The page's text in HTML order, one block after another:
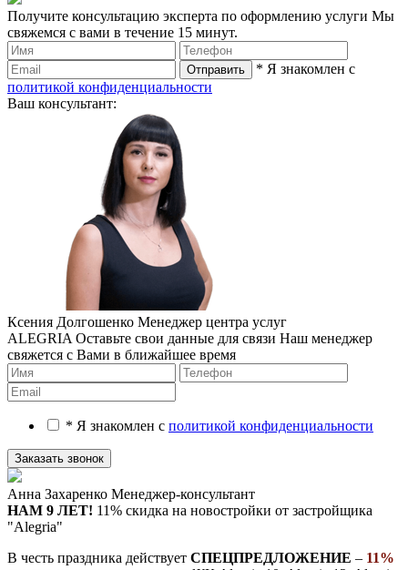
Получите консультацию эксперта по оформлению услуги Мы
свяжемся с вами в течение 15 минут.
* Я знакомлен с
политикой конфиденциальности
Ваш консультант:
Ксения Долгошенко Менеджер центра услуг
ALEGRIA Оставьте свои данные для связи Наш менеджер
свяжется с Вами в ближайшее время
* Я знакомлен с политикой конфиденциальности
Анна Захаренко Менеджер-консультант
НАМ 9 ЛЕТ! 11% скидка на новостройки от застройщика
"Alegria"
В честь праздника действует СПЕЦПРЕДЛОЖЕНИЕ – 11%